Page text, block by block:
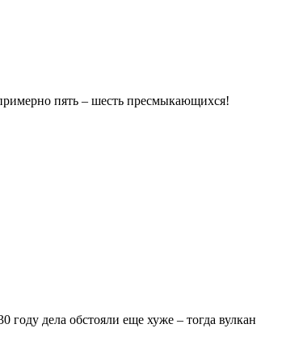
пять – шесть пресмыкающихся!
дела обстояли еще хуже – тогда вулкан